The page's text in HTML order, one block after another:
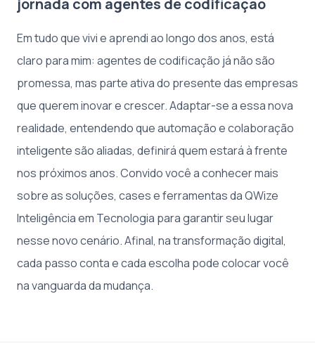
Em tudo que vivi e aprendi ao longo dos anos, está
claro para mim: agentes de codificação já não são
promessa, mas parte ativa do presente das empresas
que querem inovar e crescer. Adaptar-se a essa nova
realidade, entendendo que automação e colaboração
inteligente são aliadas, definirá quem estará à frente
nos próximos anos. Convido você a conhecer mais
sobre as soluções, cases e ferramentas da QWize
Inteligência em Tecnologia para garantir seu lugar
nesse novo cenário. Afinal, na transformação digital,
cada passo conta e cada escolha pode colocar você
na vanguarda da mudança.